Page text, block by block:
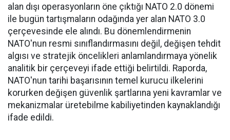
alan dışı operasyonların öne çıktığı NATO 2.0 dönemi
ile bugün tartışmaların odağında yer alan NATO 3.0
çerçevesinde ele alındı. Bu dönemlendirmenin
NATO'nun resmi sınıflandırmasını değil, değişen tehdit
algısı ve stratejik öncelikleri anlamlandırmaya yönelik
analitik bir çerçeveyi ifade ettiği belirtildi. Raporda,
NATO'nun tarihi başarısının temel kurucu ilkelerini
korurken değişen güvenlik şartlarına yeni kavramlar ve
mekanizmalar üretebilme kabiliyetinden kaynaklandığı
ifade edildi.